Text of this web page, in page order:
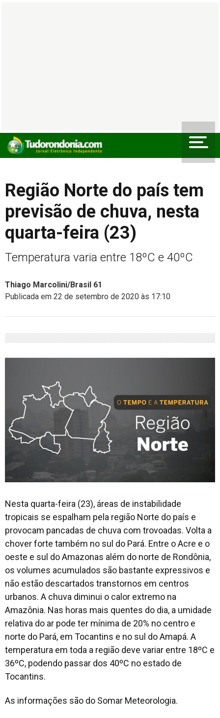
Região Norte do país tem
previsão de chuva, nesta
quarta-feira (23)
Temperatura varia entre 18ºC e 40ºC
Thiago Marcolini/Brasil 61
Publicada em 22 de setembro de 2020 às 17:10
Nesta quarta-feira (23), áreas de instabilidade
tropicais se espalham pela região Norte do país e
provocam pancadas de chuva com trovoadas. Volta a
chover forte também no sul do Pará. Entre o Acre e o
oeste e sul do Amazonas além do norte de Rondônia,
os volumes acumulados são bastante expressivos e
não estão descartados transtornos em centros
urbanos. A chuva diminui o calor extremo na
Amazônia. Nas horas mais quentes do dia, a umidade
relativa do ar pode ter mínima de 20% no centro e
norte do Pará, em Tocantins e no sul do Amapá. A
temperatura em toda a região deve variar entre 18ºC e
36ºC, podendo passar dos 40ºC no estado de
Tocantins.
As informações são do Somar Meteorologia.